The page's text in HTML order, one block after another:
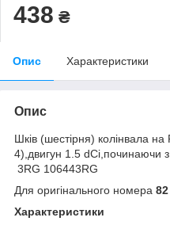
438 ₴
Опис Характеристики
Опис
Шків (шестірня) колінвала
4),двигун 1.5 dCi,починаючи
3RG 106443RG
Для оригінального номера
Характеристики